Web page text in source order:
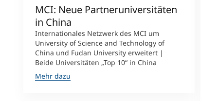
MCI: Neue Partneruniversitäten
in China
Internationales Netzwerk des MCI um
University of Science and Technology of
China und Fudan University erweitert |
Beide Universitäten „Top 10“ in China
Mehr dazu